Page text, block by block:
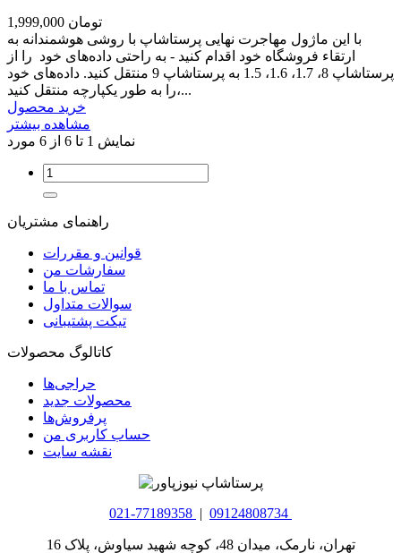
1,999,000 تومان
با این ماژول مهاجرت نهایی پرستاشاپ با روشی هوشمندانه به
ارتقاء فروشگاه خود اقدام کنید - به راحتی داده‌های خود را از
پرستاشاپ 8، 1.7، 1.6، 1.5 به پرستاشاپ 9 منتقل کنید. داده‌های خود
را به طور یکپارچه منتقل کنید،...
خرید محصول
مشاهده بیشتر
نمایش 1 تا 6 از 6 مورد
راهنمای مشتریان
قوانین و مقررات
سفارشات من
تماس با ما
سوالات متداول
تیکت پشتیبانی
کاتالوگ محصولات
حراجی‌ها
محصولات جدید
پرفروش‌ها
حساب کاربری من
نقشه سایت
021-77189358 | 09124808734
تهران، نارمک، میدان 48، کوچه شهید سیاوش، پلاک 16